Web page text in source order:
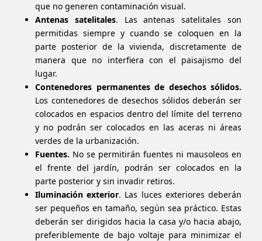
que no generen contaminación visual.
Antenas satelitales. Las antenas satelitales son
permitidas siempre y cuando se coloquen en la
parte posterior de la vivienda, discretamente de
manera que no interfiera con el paisajismo del
lugar.
Contenedores permanentes de desechos sólidos.
Los contenedores de desechos sólidos deberán ser
colocados en espacios dentro del límite del terreno
y no podrán ser colocados en las aceras ni áreas
verdes de la urbanización.
Fuentes. No se permitirán fuentes ni mausoleos en
el frente del jardín, podrán ser colocados en la
parte posterior y sin invadir retiros.
Iluminación exterior. Las luces exteriores deberán
ser pequeños en tamaño, según sea práctico. Estas
deberán ser dirigidos hacia la casa y/o hacia abajo,
preferiblemente de bajo voltaje para minimizar el